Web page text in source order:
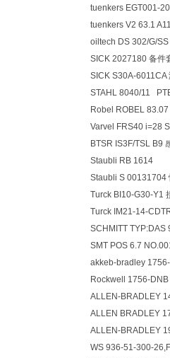
tuenkers EGT001-
tuenkers V2 63.1
oiltech DS 302/G/
SICK 2027180 备件
SICK S30A-6011CA
STAHL 8040/11
Robel ROBEL 83.07
Varvel FRS40 i=28
BTSR IS3F/TSL B9
Staubli RB 1614
Staubli S 00131704
Turck BI10-G30-Y1
Turck IM21-14-
SCHMITT
SMT POS 6.7
akkeb-bradley
Rockwell 1756-DNB
ALLEN-BRADLEY
ALLEN BRADLEY
ALLEN-BRADLEY
WS 936-51-300-